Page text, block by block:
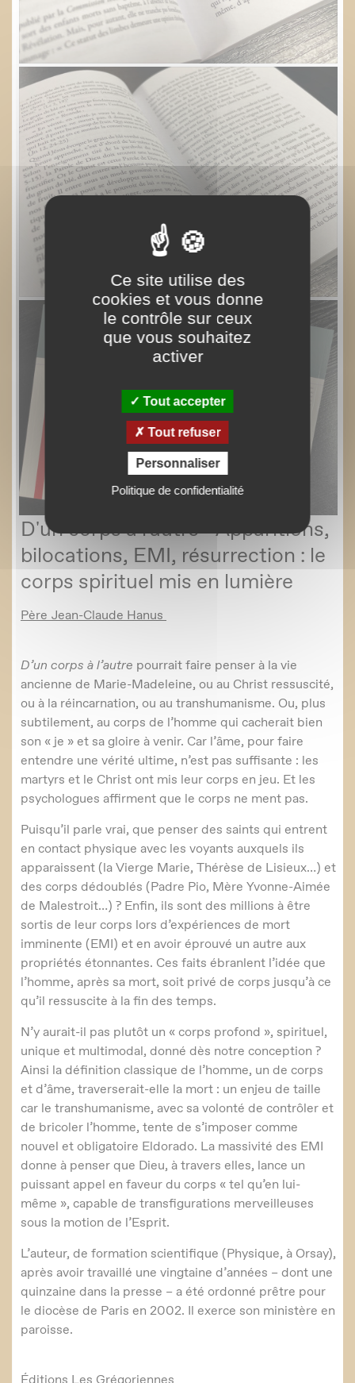
Ce site utilise des
cookies et vous donne
le contrôle sur ceux
que vous souhaitez
activer
Tout accepter
Tout refuser
Personnaliser
Politique de confidentialité